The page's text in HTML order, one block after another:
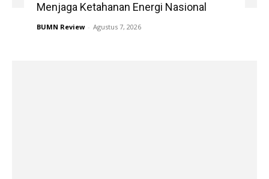
Menjaga Ketahanan Energi Nasional
BUMN Review - Agustus 7, 2026